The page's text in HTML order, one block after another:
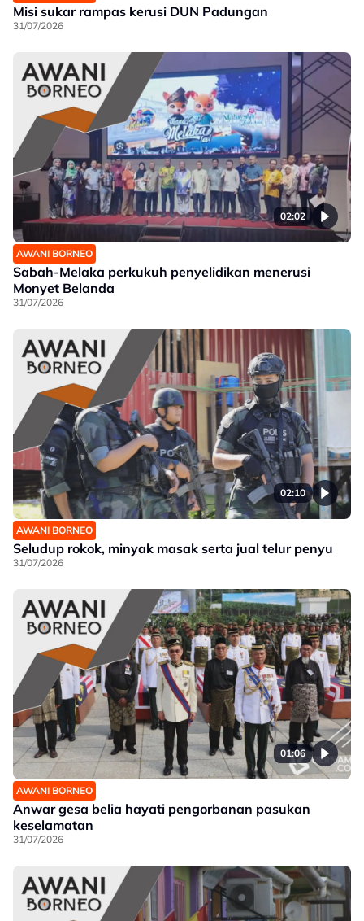
Misi sukar rampas kerusi DUN Padungan
31/07/2026
02:02
AWANI BORNEO
Sabah-Melaka perkukuh penyelidikan menerusi
Monyet Belanda
31/07/2026
02:10
AWANI BORNEO
Seludup rokok, minyak masak serta jual telur penyu
31/07/2026
01:06
AWANI BORNEO
Anwar gesa belia hayati pengorbanan pasukan
keselamatan
31/07/2026